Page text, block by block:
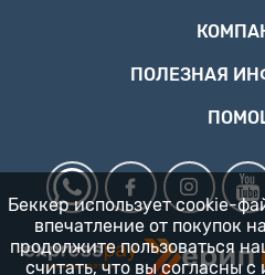
ПОЛЕЗНАЯ
Беккер использует cookie-
впечатление от покупок
продолжите пользоваться
считать, что вы согласны с